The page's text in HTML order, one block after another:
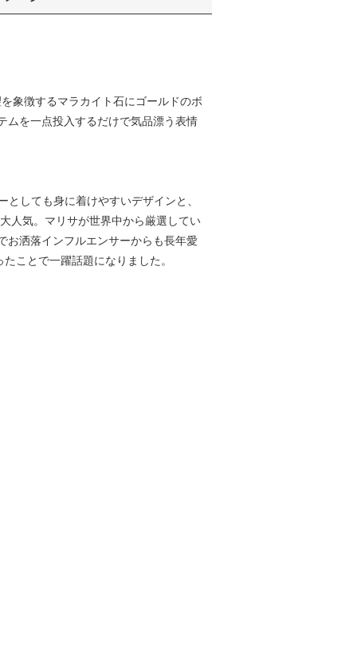
象徴するマラカイト石にゴールドのボ
ムを一点投入するだけで気品漂う表情
しても身に着けやすいデザインと、
人気。マリサが世界中から厳選してい
お洒落インフルエンサーからも長年愛
ことで一躍話題になりました。